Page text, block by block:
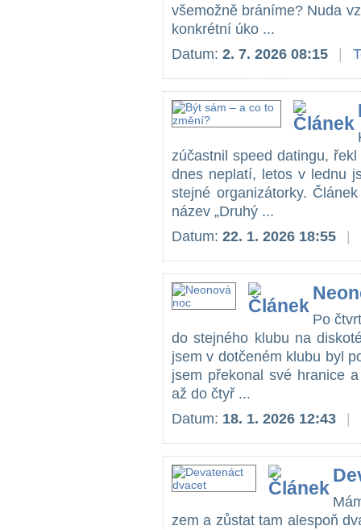
všemožně bráníme? Nuda
konkrétní úko ...
Datum: 2. 7. 2026 08:15
zúčastnil speed datingu,
dnes neplatí, letos v lednu
stejné organizátorky.
název „Druhý ...
Datum: 22. 1. 2026 18:55
Po
do stejného klubu na
jsem v dotčeném klubu byl
jsem překonal své hranice
až do čtyř ...
Datum: 18. 1. 2026 12:43
zem a zůstat tam alespoň